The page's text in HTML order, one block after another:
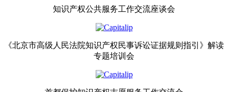
知识产权公共服务工作交流座谈会
《北京市高级人民法院知识产权民事诉讼证据规则指引》解读
专题培训会